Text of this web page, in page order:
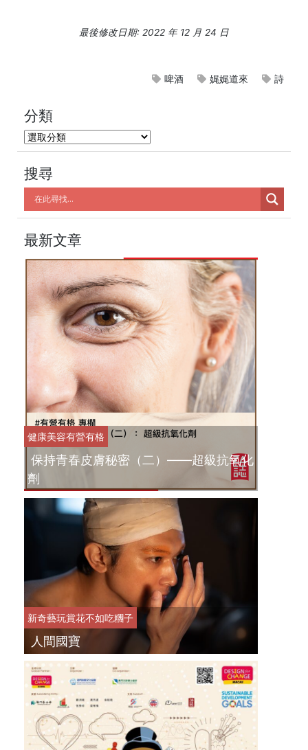
最後修改日期: 2022 年 12 月 24 日
啤酒 娓娓道來 詩
分類
分
類
搜尋
最新文章
健康美容有營有格
保持青春皮膚秘密（二）——超級抗氧化
劑
新奇藝玩賞花不如吃糰子
人間國寶